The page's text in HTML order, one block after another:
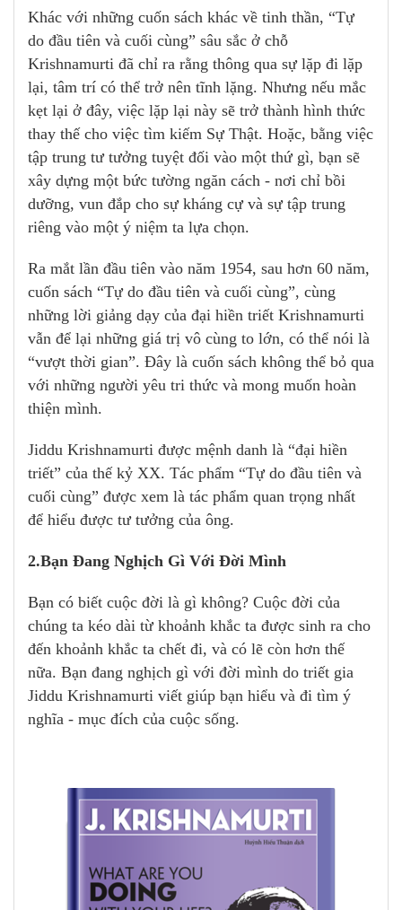
Khác với những cuốn sách khác về tinh thần, “Tự
do đầu tiên và cuối cùng” sâu sắc ở chỗ
Krishnamurti đã chỉ ra rằng thông qua sự lặp đi lặp
lại, tâm trí có thể trở nên tĩnh lặng. Nhưng nếu mắc
kẹt lại ở đây, việc lặp lại này sẽ trở thành hình thức
thay thế cho việc tìm kiếm Sự Thật. Hoặc, bằng việc
tập trung tư tưởng tuyệt đối vào một thứ gì, bạn sẽ
xây dựng một bức tường ngăn cách - nơi chỉ bồi
dưỡng, vun đắp cho sự kháng cự và sự tập trung
riêng vào một ý niệm ta lựa chọn.
Ra mắt lần đầu tiên vào năm 1954, sau hơn 60 năm,
cuốn sách “Tự do đầu tiên và cuối cùng”, cùng
những lời giảng dạy của đại hiền triết Krishnamurti
vẫn để lại những giá trị vô cùng to lớn, có thể nói là
“vượt thời gian”. Đây là cuốn sách không thể bỏ qua
với những người yêu tri thức và mong muốn hoàn
thiện mình.
Jiddu Krishnamurti được mệnh danh là “đại hiền
triết” của thế kỷ XX. Tác phẩm “Tự do đầu tiên và
cuối cùng” được xem là tác phẩm quan trọng nhất
để hiểu được tư tưởng của ông.
2.Bạn Đang Nghịch Gì Với Đời Mình
Bạn có biết cuộc đời là gì không? Cuộc đời của
chúng ta kéo dài từ khoảnh khắc ta được sinh ra cho
đến khoảnh khắc ta chết đi, và có lẽ còn hơn thế
nữa. Bạn đang nghịch gì với đời mình do triết gia
Jiddu Krishnamurti viết giúp bạn hiểu và đi tìm ý
nghĩa - mục đích của cuộc sống.